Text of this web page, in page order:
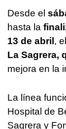
Desde el
hasta la
13 de abril,
La Sagrera,
mejora en la
La línea
Hospital de
Sagrera y